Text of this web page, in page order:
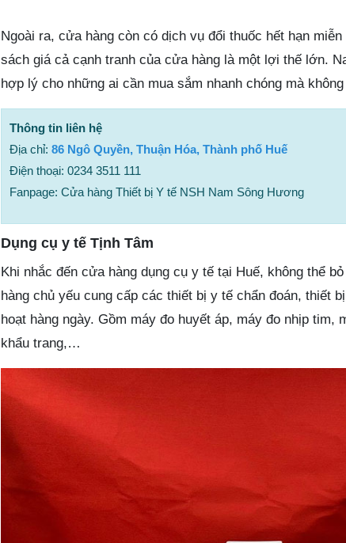
Ngoài ra, cửa hàng còn có dịch vụ đổi thuốc hết hạn
sách giá cả cạnh tranh của cửa hàng là một lợi thế lớn.
hợp lý cho những ai cần mua sắm nhanh chóng mà
Thông tin liên hệ
Địa chỉ: 86 Ngô Quyền, Thuận Hóa, Thành phố Huế
Điện thoại: 0234 3511 111
Fanpage: Cửa hàng Thiết bị Y tế NSH Nam Sông Hương
Dụng cụ y tế Tịnh Tâm
Khi nhắc đến cửa hàng dụng cụ y tế tại Huế, không thể
hàng chủ yếu cung cấp các thiết bị y tế chẩn đoán, thiết
hoạt hàng ngày. Gồm máy đo huyết áp, máy đo nhịp tim,
khẩu trang,…